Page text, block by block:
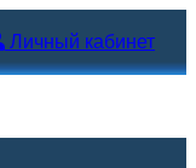
Личный кабинет